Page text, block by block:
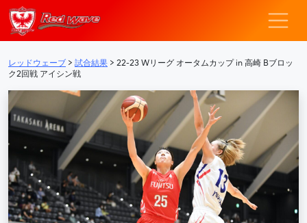
メインナビゲーション
レッドウェー
レッドウェーブ > 試合結果 > 22-23 Wリーグ オータムカップ in 高崎 Bブロッ
ク2回戦 アイシン戦